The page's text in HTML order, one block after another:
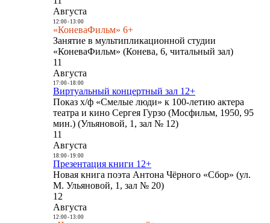
Августа
12:00- 13:00
«КоневаФильм» 6+
Занятие в мультипликационной студии
«КоневаФильм» (Конева, 6, читальный зал)
11
Августа
17:00- 18:00
Виртуальный концертный зал 12+
Показ х/ф «Смелые люди» к 100-летию актера
театра и кино Сергея Гурзо (Мосфильм, 1950, 95
мин.) (Ульяновой, 1, зал № 12)
11
Августа
18:00- 19:00
Презентация книги 12+
Новая книга поэта Антона Чёрного «Сбор» (ул.
М. Ульяновой, 1, зал № 20)
12
Августа
12:00- 13:00